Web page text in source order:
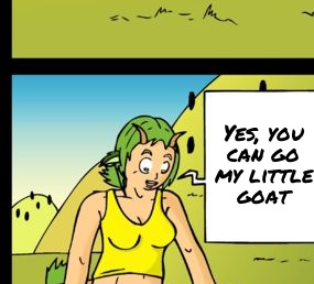
Yes, you
can go
my little
goat